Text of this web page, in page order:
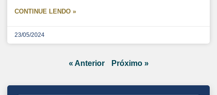
CONTINUE LENDO »
23/05/2024
« Anterior Próximo »